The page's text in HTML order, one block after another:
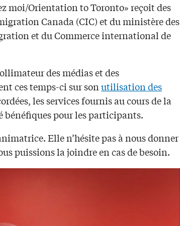
moi/Orientation to Toronto» reçoit des
Canada (CIC) et du ministère des
et du Commerce international de
des médias et des
ces temps-ci sur sonutilisation des
les services fournis au cours de la
bénéfiques pour les participants.
Elle n’hésite pas à nous donner
puissions la joindre en cas de besoin.